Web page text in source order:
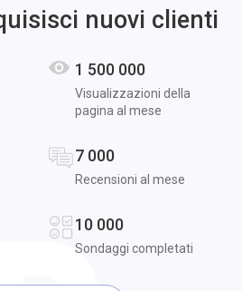
nuovi clienti
1 500 000
Visualizzazioni della
pagina al mese
7 000
Recensioni al mese
10 000
Sondaggi completati